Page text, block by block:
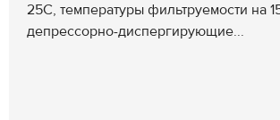
25С, температуры фильтруемости на
депрессорно-диспергирующие...